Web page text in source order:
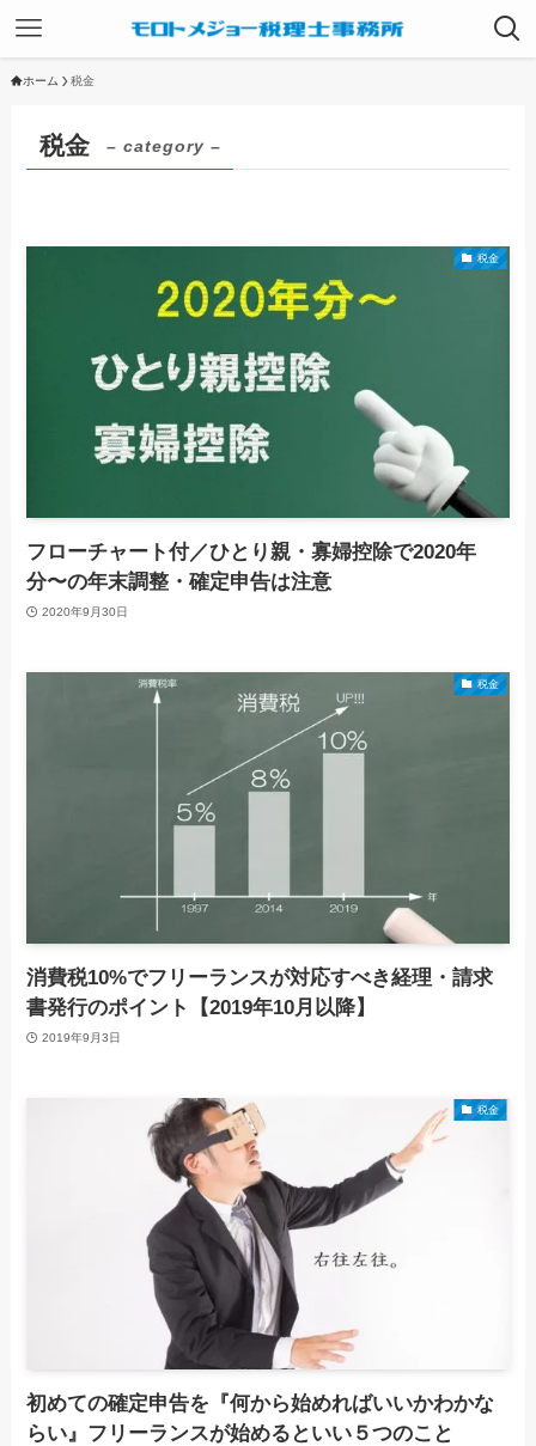
ホーム 税金
税金 – category –
税金
フローチャート付／ひとり親・寡婦控除で2020年
分〜の年末調整・確定申告は注意
2020年9月30日
税金
消費税10%でフリーランスが対応すべき経理・請求
書発行のポイント【2019年10月以降】
2019年9月3日
税金
初めての確定申告を『何から始めればいいかわかな
らい』フリーランスが始めるといい５つのこと